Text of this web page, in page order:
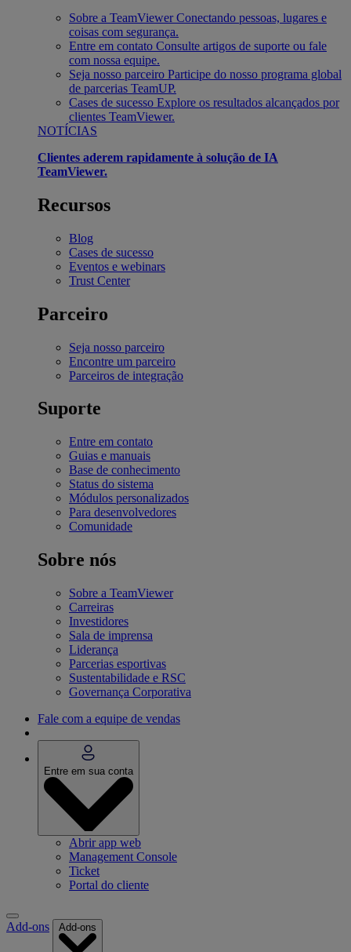
Sobre a TeamViewer Conectando pessoas, lugares e
coisas com segurança.
Entre em contato Consulte artigos de suporte ou fale
com nossa equipe.
Seja nosso parceiro Participe do nosso programa global
de parcerias TeamUP.
Cases de sucesso Explore os resultados alcançados por
clientes TeamViewer.
NOTÍCIAS
Clientes aderem rapidamente à solução de IA
TeamViewer.
Recursos
Blog
Cases de sucesso
Eventos e webinars
Trust Center
Parceiro
Seja nosso parceiro
Encontre um parceiro
Parceiros de integração
Suporte
Entre em contato
Guias e manuais
Base de conhecimento
Status do sistema
Módulos personalizados
Para desenvolvedores
Comunidade
Sobre nós
Sobre a TeamViewer
Carreiras
Investidores
Sala de imprensa
Liderança
Parcerias esportivas
Sustentabilidade e RSC
Governança Corporativa
Fale com a equipe de vendas
Entre em sua conta
Abrir app web
Management Console
Ticket
Portal do cliente
Add-ons Add-ons